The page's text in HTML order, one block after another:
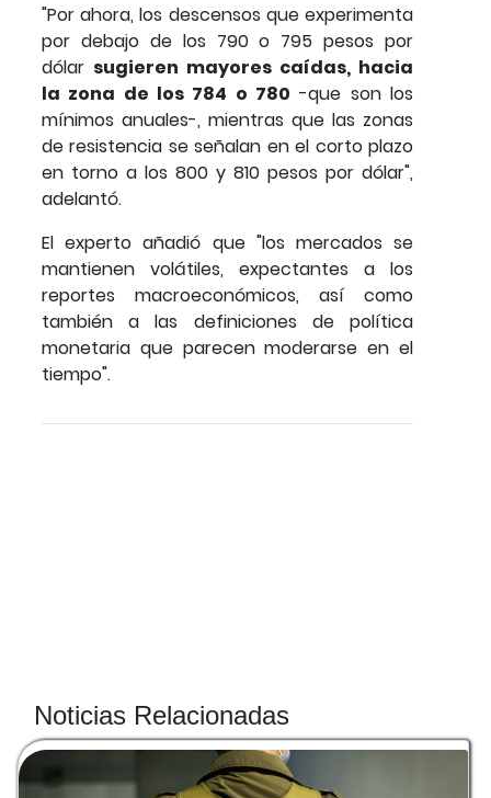
"Por ahora, los descensos que experimenta
por debajo de los 790 o 795 pesos por
dólar sugieren mayores caídas, hacia
la zona de los 784 o 780 -que son los
mínimos anuales-, mientras que las zonas
de resistencia se señalan en el corto plazo
en torno a los 800 y 810 pesos por dólar",
adelantó.
El experto añadió que "los mercados se
mantienen volátiles, expectantes a los
reportes macroeconómicos, así como
también a las definiciones de política
monetaria que parecen moderarse en el
tiempo".
Noticias Relacionadas